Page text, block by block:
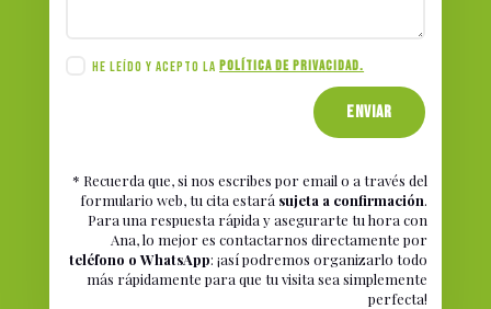
HE LEÍDO Y ACEPTO LAPOLÍTICA DE PRIVACIDAD.
ENVIAR
* Recuerda que, si nos escribes por email o a través del
formulario web, tu cita estará sujeta a confirmación.
Para una respuesta rápida y asegurarte tu hora con
Ana, lo mejor es contactarnos directamente por
teléfono o WhatsApp: ¡así podremos organizarlo todo
más rápidamente para que tu visita sea simplemente
perfecta!